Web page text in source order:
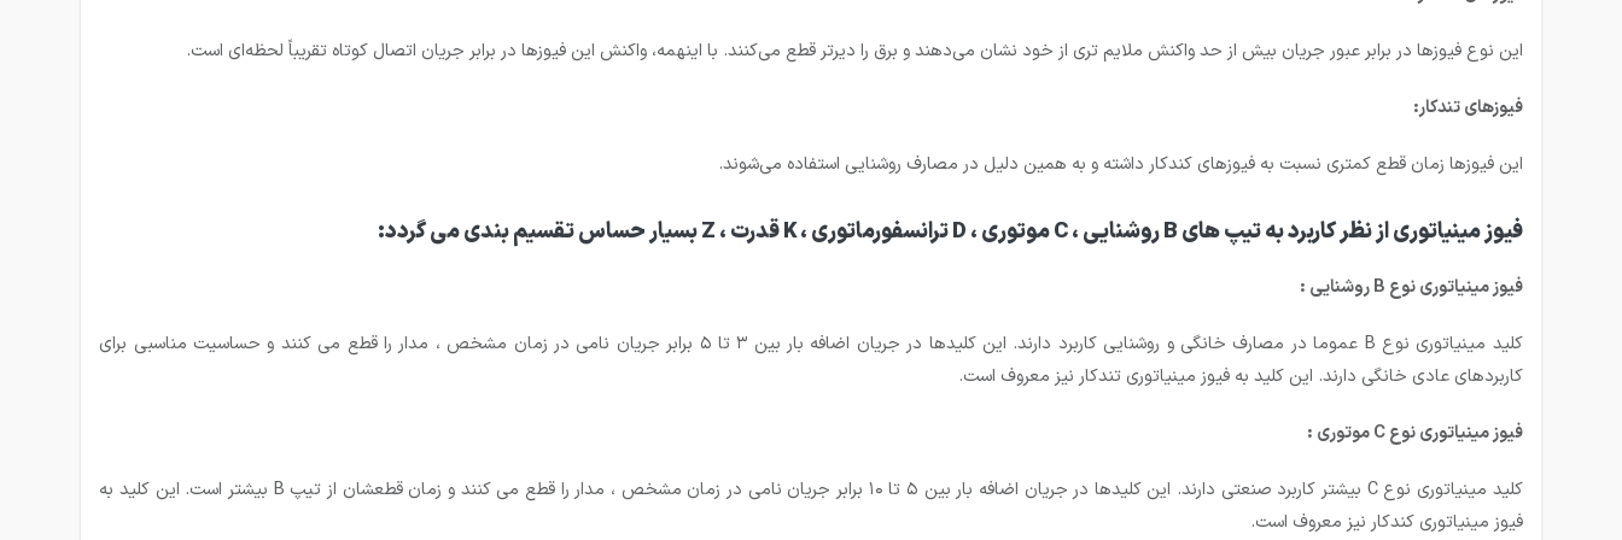
این نوع فیوزها در برابر عبور جریان بیش از حد واکنش ملایم تری از خود نشان می‌دهند و برق را دیرتر قطع می‌کنند. با اینهمه، واکنش این فیوزها در برابر جریان اتصال کوتاه تقریباً لحظه‌ای است.
فیوزهای تندکار:
این فیوزها زمان قطع کمتری نسبت به فیوزهای کندکار داشته و به همین دلیل در مصارف روشنایی استفاده می‌شوند.
فیوز مینیاتوری از نظر کاربرد به تیپ های B روشنایی ، C موتوری ، D ترانسفورماتوری ، K قدرت ، Z بسیار حساس تقسیم بندی می گردد:
فیوز مینیاتوری نوع Bروشنایی :
کلید مینیاتوری نوع B عموما در مصارف خانگی و روشنایی کاربرد دارند. این کلیدها در جریان اضافه بار بین ۳ تا ۵ برابر جریان نامی در زمان مشخص ، مدار را قطع می کنند و حساسیت مناسبی برای
کاربردهای عادی خانگی دارند. این کلید به فیوز مینیاتوری تندکار نیز معروف است.
فیوز مینیاتوری نوعCموتوری :
کلید مینیاتوری نوع C بیشتر کاربرد صنعتی دارند. این کلیدها در جریان اضافه بار بین ۵ تا ۱۰ برابر جریان نامی در زمان مشخص ، مدار را قطع می کنند و زمان قطعشان از تیپ B بیشتر است. این کلید به
فیوز مینیاتوری کندکار نیز معروف است.